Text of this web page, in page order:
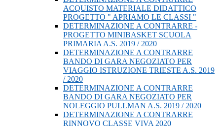
ACQUISTO MATERIALE DIDATTICO
PROGETTO " APRIAMO LE CLASSI "
DETERMINAZIONE A CONTRARRE -
PROGETTO MINIBASKET SCUOLA
PRIMARIA A.S. 2019 / 2020
DETERMINAZIONE A CONTRARRE
BANDO DI GARA NEGOZIATO PER
VIAGGIO ISTRUZIONE TRIESTE A.S. 2019
/ 2020
DETERMINAZIONE A CONTRARRE
BANDO DI GARA NEGOZIATO PER
NOLEGGIO PULLMAN A.S. 2019 / 2020
DETERMINAZIONE A CONTRARRE
RINNOVO CLASSE VIVA 2020